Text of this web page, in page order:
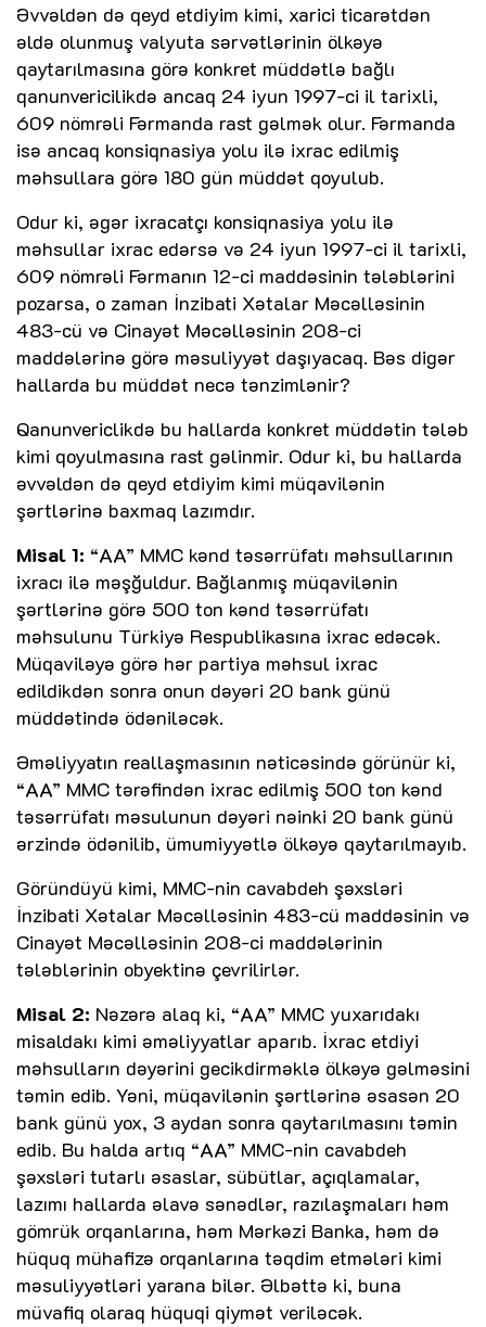
Əvvəldən də qeyd etdiyim kimi, xarici ticarətdən
əldə olunmuş valyuta sərvətlərinin ölkəyə
qaytarılmasına görə konkret müddətlə bağlı
qanunvericilikdə ancaq 24 iyun 1997-ci il tarixli,
609 nömrəli Fərmanda rast gəlmək olur. Fərmanda
isə ancaq konsiqnasiya yolu ilə ixrac edilmiş
məhsullara görə 180 gün müddət qoyulub.
Odur ki, əgər ixracatçı konsiqnasiya yolu ilə
məhsullar ixrac edərsə və 24 iyun 1997-ci il tarixli,
609 nömrəli Fərmanın 12-ci maddəsinin tələblərini
pozarsa, o zaman İnzibati Xətalar Məcəlləsinin
483-cü və Cinayət Məcəlləsinin 208-ci
maddələrinə görə məsuliyyət daşıyacaq. Bəs digər
hallarda bu müddət necə tənzimlənir?
Qanunvericlikdə bu hallarda konkret müddətin tələb
kimi qoyulmasına rast gəlinmir. Odur ki, bu hallarda
əvvəldən də qeyd etdiyim kimi müqavilənin
şərtlərinə baxmaq lazımdır.
Misal 1: “AA” MMC kənd təsərrüfatı məhsullarının
ixracı ilə məşğuldur. Bağlanmış müqavilənin
şərtlərinə görə 500 ton kənd təsərrüfatı
məhsulunu Türkiyə Respublikasına ixrac edəcək.
Müqaviləyə görə hər partiya məhsul ixrac
edildikdən sonra onun dəyəri 20 bank günü
müddətində ödəniləcək.
Əməliyyatın reallaşmasının nəticəsində görünür ki,
“AA” MMC tərəfindən ixrac edilmiş 500 ton kənd
təsərrüfatı məsulunun dəyəri nəinki 20 bank günü
ərzində ödənilib, ümumiyyətlə ölkəyə qaytarılmayıb.
Göründüyü kimi, MMC-nin cavabdeh şəxsləri
İnzibati Xətalar Məcəlləsinin 483-cü maddəsinin və
Cinayət Məcəlləsinin 208-ci maddələrinin
tələblərinin obyektinə çevrilirlər.
Misal 2: Nəzərə alaq ki, “AA” MMC yuxarıdakı
misaldakı kimi əməliyyatlar aparıb. İxrac etdiyi
məhsulların dəyərini gecikdirməklə ölkəyə gəlməsini
təmin edib. Yəni, müqavilənin şərtlərinə əsasən 20
bank günü yox, 3 aydan sonra qaytarılmasını təmin
edib. Bu halda artıq “AA” MMC-nin cavabdeh
şəxsləri tutarlı əsaslar, sübütlar, açıqlamalar,
lazımı hallarda əlavə sənədlər, razılaşmaları həm
gömrük orqanlarına, həm Mərkəzi Banka, həm də
hüquq mühafizə orqanlarına təqdim etmələri kimi
məsuliyyətləri yarana bilər. Əlbəttə ki, buna
müvafiq olaraq hüquqi qiymət veriləcək.